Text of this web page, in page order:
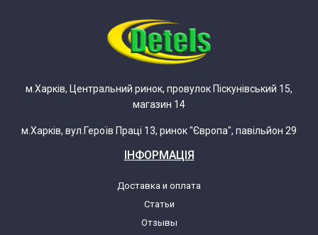
Samsung RL38ECSW1/XEO
Samsung RL38ECSW1/XEU
Samsung RL38ECTB
Samsung RL38ECTB1/XST
Samsung RL38ECVB
м.Харків, Центральний ринок, провулок Піскунівський 15,
магазин 14
м.Харків, вул.Героїв Праці 13, ринок "Європа", павільйон 29
ІНФОРМАЦІЯ
Доставка и оплата
Статьи
Отзывы